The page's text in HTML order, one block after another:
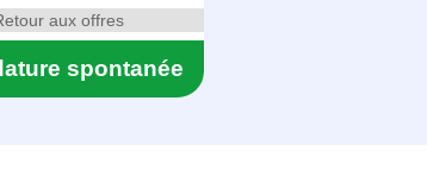
spontanée
aux offres